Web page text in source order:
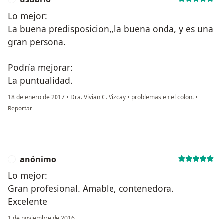
Lo mejor:
La buena predisposicion,,la buena onda, y es una
gran persona.
Podría mejorar:
La puntualidad.
18 de enero de 2017 • Dra. Vivian C. Vizcay • problemas en el colon. •
en opinión del usuario usuario
Reportar
anónimo
Lo mejor:
Gran profesional. Amable, contenedora.
Excelente